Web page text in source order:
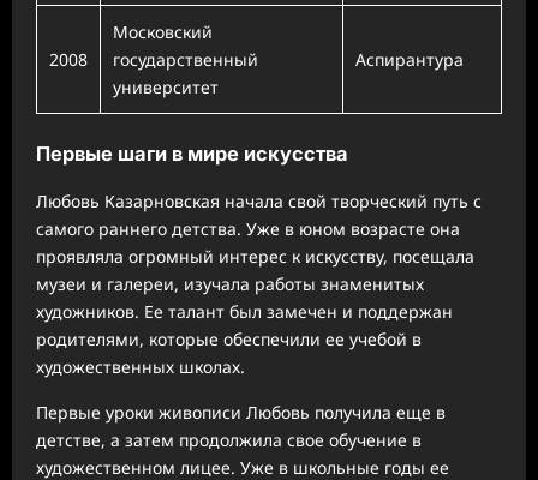
2008
Московский
государственный
университет
Аспирантура
Первые шаги в мире искусства
Любовь Казарновская начала свой творческий путь с
самого раннего детства. Уже в юном возрасте она
проявляла огромный интерес к искусству, посещала
музеи и галереи, изучала работы знаменитых
художников. Ее талант был замечен и поддержан
родителями, которые обеспечили ее учебой в
художественных школах.
Первые уроки живописи Любовь получила еще в
детстве, а затем продолжила свое обучение в
художественном лицее. Уже в школьные годы ее